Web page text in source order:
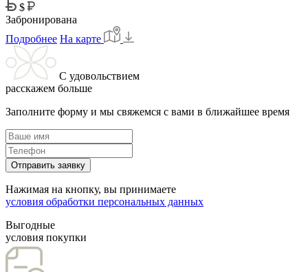
$
Забронирована
Подробнее На карте
С удовольствием
расскажем больше
Заполните форму и мы свяжемся с вами в ближайшее время
Отправить заявку
Нажимая на кнопку, вы принимаете
условия обработки персональных данных
Выгодные
условия покупки